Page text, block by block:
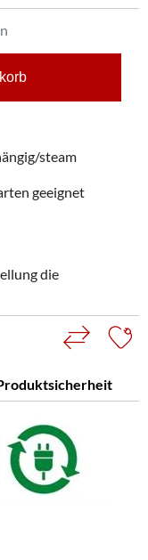
steam
geeignet
die